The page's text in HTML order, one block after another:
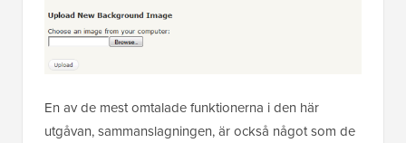
En av de mest omtalade funktionerna i den här
utgåvan, sammanslagningen, är också något som de